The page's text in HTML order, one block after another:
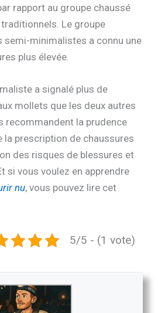
rapport au groupe chaussé
Le groupe
semi-minimalistes a connu une
plus élevée.
a signalé plus de
mollets que les deux autres
recommandent la prudence
la prescription de chaussures
des risques de blessures et
si vous voulez en apprendre
nu, vous pouvez lire cet
5/5 - (1 vote)